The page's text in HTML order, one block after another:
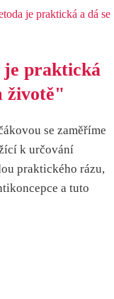
je praktická
životě"
se zaměříme
k určování
praktického rázu,
a tuto